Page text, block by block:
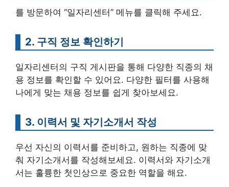
를 방문하여 “일자리센터” 메뉴를 클릭해 주세요.
2. 구직 정보 확인하기
일자리센터의 구직 게시판을 통해 다양한 직종의 채
용 정보를 확인할 수 있어요. 다양한 필터를 사용해
나에게 맞는 채용 정보를 쉽게 찾아보세요.
3. 이력서 및 자기소개서 작성
우선 자신의 이력서를 준비하고, 원하는 직종에 맞
춰 자기소개서를 작성해보세요. 이력서와 자기소개
서는 훌륭한 첫인상으로 중요한 역할을 해요.